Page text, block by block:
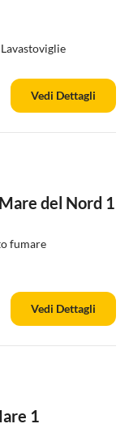
Lavastoviglie
Vedi Dettagli
del Nord 1
fumare
Vedi Dettagli
1